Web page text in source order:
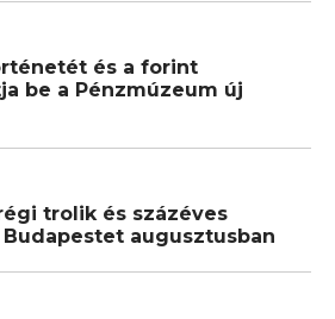
és a forint
be a Pénzmúzeum új
trolik és százéves
augusztusban